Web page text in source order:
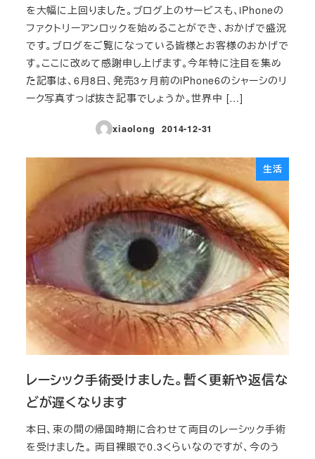
を大幅に上回りました。ブログ上のサービスも、iPhoneの
ファクトリーアンロックを始めることができ、おかげで盛況
です。ブログをご覧になっている皆様とお客様のおかげで
す。ここに改めて感謝申し上げます。今年特に注目を集め
た記事は、6月8日、発売3ヶ月前のiPhone6のシャーシのリ
ーク写真すっぱ抜き記事でしょうか。世界中 […]
xiaolong
投稿日
2014-12-31
生活
レーシック手術受けました。暫く更新や返信な
どが遅くなります
本日、束の間の帰国時期に合わせて両目のレーシック手術
を受けました。 両目裸眼で0.3くらいなのですが、今のう